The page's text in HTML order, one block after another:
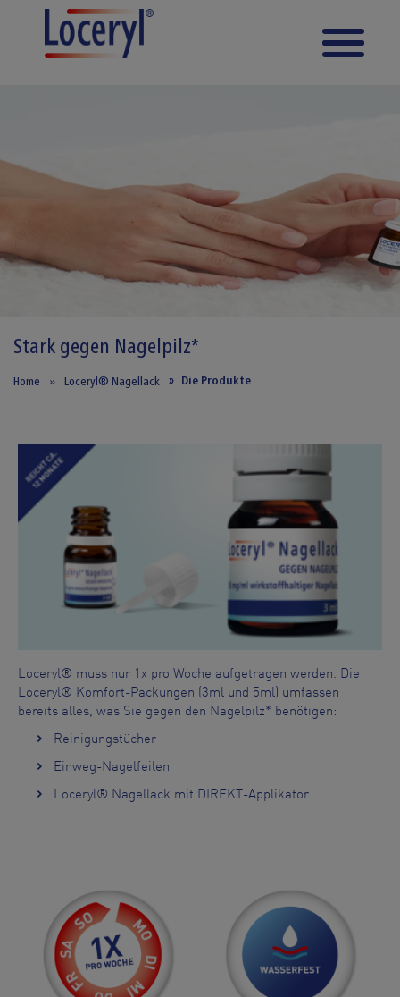
Direkt zum Inhalt
Stark gegen Nagelpilz*
Home Loceryl® Nagellack Die Produkte
Loceryl® muss nur 1x pro Woche aufgetragen werden. Die
Loceryl® Komfort-Packungen (3ml und 5ml) umfassen
bereits alles, was Sie gegen den Nagelpilz* benötigen:
Reinigungstücher
Einweg-Nagelfeilen
Loceryl® Nagellack mit DIREKT-Applikator